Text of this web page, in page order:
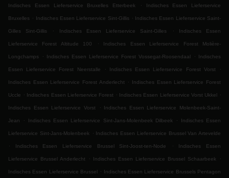
Indisches Essen Lieferservice Bruxelles Etterbeek . Indisches Essen Lieferservice
Bruxelles . Indisches Essen Lieferservice Sint-Gillis . Indisches Essen Lieferservice Saint-
Gilles Sint-Gillis . Indisches Essen Lieferservice Saint-Gilles . Indisches Essen
Lieferservice Forest Altitude 100 . Indisches Essen Lieferservice Forest Molière-
Longchamps . Indisches Essen Lieferservice Forest Vossegat-Roosendaal . Indisches
Essen Lieferservice Forest Neerstalle . Indisches Essen Lieferservice Forest Vorst .
Indisches Essen Lieferservice Forest Anderlecht . Indisches Essen Lieferservice Forest
Uccle . Indisches Essen Lieferservice Forest . Indisches Essen Lieferservice Vorst Ukkel .
Indisches Essen Lieferservice Vorst . Indisches Essen Lieferservice Molenbeek-Saint-
Jean . Indisches Essen Lieferservice Sint-Jans-Molenbeek Dilbeek . Indisches Essen
Lieferservice Sint-Jans-Molenbeek . Indisches Essen Lieferservice Brussel Van Artevelde
.
Indisches Essen Lieferservice Brussel Sint-Joost-ten-Node . Indisches Essen
Lieferservice Brussel Anderlecht . Indisches Essen Lieferservice Brussel Schaarbeek .
Indisches Essen Lieferservice Brussel . Indisches Essen Lieferservice Brussels Pentagon